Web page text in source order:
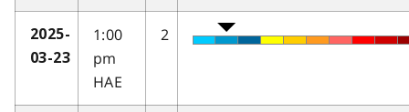
2025-
03-23
1:00
pm
HAE
2